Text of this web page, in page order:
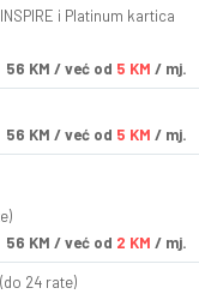
i Platinum kartica
56 KM / već od 5 KM / mj.
56 KM / već od 5 KM / mj.
56 KM / već od 2 KM / mj.
24 rate)